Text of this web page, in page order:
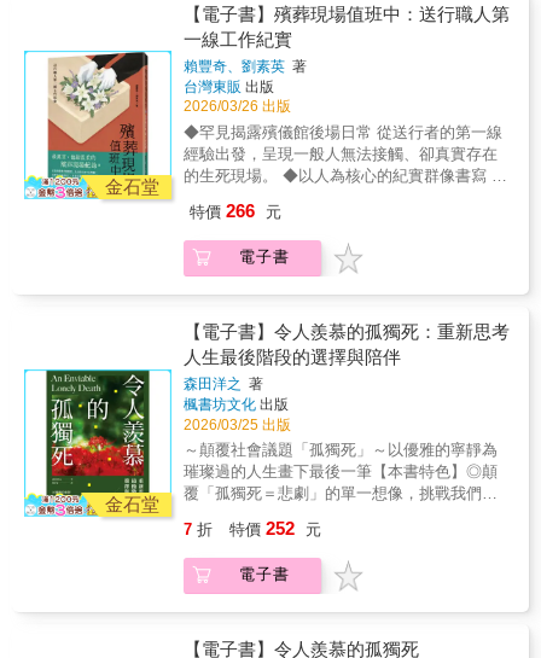
切入，探討人與貓之間形成的「互動秩序」。
其中提到與貓的溝通不需要言語，只要人類將
貓咪視為一個獨立自我與主觀個體，雙方的溝
通就能成立。 特別對談「貓咪教會我的，『只
是，存在著』的價值」，則是邀請長期關注繭
居族的精神科醫師&mdash;&mdash;齋藤環進
行對談。齋藤醫師在送別愛貓Changi後，現在
與兩隻貓一同生活。這是場熱烈的對談，我也
許能成為社會的一股重要力量。 如果這本堪稱
類「純粹關係」&mdash;&mdash;一種擺脫角
色與利害關係束縛&mdash;&mdash;的貓咪，
帶來些許幸福，那將是作者最感欣慰的事。
突、流行疫病，到生活各方面的競爭與壓力，
這個時代彌漫著種種伴隨「末日」而來的焦
慮。上至社會極化對立，下至個人生命從活著
萎縮成苟延殘喘的求生。當代最受矚目的德語
哲學家韓炳哲從神學、存在主義哲學、社會批
判理論的角度切入，在《希望與絕望》中指
出，深陷於這時代的焦慮恐懼，我們已然失去
活著的力氣與行動的活力。面對晦暗的前景，
是盼望的辯證」。所謂盼望，是能夠確立定
想上充滿希望的轉向，在深切剖析時代社會的
病徵之後，展開對盼望的反思。書中廣泛論及
尼采、卡繆、佛洛姆與漢娜．鄂蘭等思想家對
存在的洞見，探究盼望的本質，闡述盼望的精
神如何對抗眼下多重危機的恐懼，開闢出嶄新
道路，賦予我們生命行動力、洞察力，擁有保
持開放且有無限可能的未來。▍ 媒體專家好評
他的著作融合東西方哲學的傳統，以簡潔、直
接的方式傳遞嶄新觀點。──阿斯圖里亞斯王妃
獎評審團在艱困時刻仍堅持希望的熱切論證，
本書必定能鼓舞讀者心靈。──《出版人週刊》
在這個絕望的時代，這是一篇美麗而振奮人心
的省思，探討我們如何重新找回對未來的信
念。──威廉．戴維斯，倫敦大學金匠學院政治
經濟學教授這部激動人心的著作將引起眾多讀
者的共鳴。──《前廊共和國》韓炳哲在本書中
望》透過釐清其思想的政治維度，必能滿足長
持人）、蔡慶樺（作家、德國思想研究者、外
交官）、鄭凱元（哲學新媒體創辦人、執行
長）、蕭育和（台灣思想文化協會理事）、鐘
穎（心理學作家、譯者）──各界齊聲讚嘆（依
姓氏筆畫排序）● 收錄德國當代藝術巨匠安塞
姆．基弗8幅創作，與韓炳哲哲思相互輝映● 他
的著作融合東西方哲學的傳統，以簡潔、直接
的方式傳遞嶄新觀點。──阿斯圖里亞斯王妃獎
評審團評語● 一本描寫希望本質的絕美著作。
──尼克・凱夫● 在艱困時刻仍堅持希望的熱切
週刊》▍ 內容簡介害怕孤獨、擔心被淘汰、無
法想望未來……當恐懼與焦慮成為日常，盼望
的精神將在幽暗時刻照亮思路，從孤立個體凝
突、流行疫病，到生活各方面的競爭與壓力，
這個時代彌漫著種種伴隨「末日」而來的焦
慮。上至社會極化對立，下至個人生命從活著
萎縮成苟延殘喘的求生。當代最受矚目的德語
哲學家韓炳哲從神學、存在主義哲學、社會批
判理論的角度切入，在《希望與絕望》中指
出，深陷於這時代的焦慮恐懼，我們已然失去
活著的力氣與行動的活力。面對晦暗的前景，
是盼望的辯證」。所謂盼望，是能夠確立定
位、連結社群，迎向未知。本書是韓炳哲其思
想上充滿希望的轉向，在深切剖析時代社會的
病徵之後，展開對盼望的反思。書中廣泛論及
尼采、卡繆、佛洛姆與漢娜．鄂蘭等思想家對
存在的洞見，探究盼望的本質，闡述盼望的精
金石堂
【電子書】殯葬現場值班中：送行職人第
一線工作紀實
賴豐奇、劉素英 著
台灣東販 出版
2026/03/26 出版
◆罕見揭露殯儀館後場日常 從送行者的第一線
經驗出發，呈現一般人無法接觸、卻真實存在
的生死現場。 ◆以人為核心的紀實群像書寫 不
活、撐下去的人。 ◆讓「告別」重新被理解的
一本書 補上喪親經驗中最空白的那一段，陪伴
讀者重新認識失去與道別。 【專序推薦】行為
洪筱蘋新竹地檢署法醫╱楊敏昇【誠心推薦】
台灣薩提爾模式推手╱李崇建——送行者的真
實人生他們不是在送別死亡，而是在替活著的
人，完成最後一次相遇。你可能從未走進殯儀
館的後場。也不知道，在告別式開始之前，有
一群人，早已把恐懼、氣味、疲憊與沉默，默
默承擔。他們清洗、梳妝、縫補、上妝，不是
為了讓人「看起來好」，而是為了讓留下來的
人，能夠好好道別。這本書，記錄一群被稱為
**「送行者」**的人。他們來自不同背景，有人
場。他們不是主角，卻是每一場告別裡，最不
可或缺的存在。送行者們的內心話：人生最後
的事，不能急，也不能省「這份工作不是燒
還有那些沒說出口的愛與虧欠。」──殯儀館接
特價 266 元
電子書
金石堂
【電子書】令人羨慕的孤獨死：重新思考
人生最後階段的選擇與陪伴
森田洋之 著
楓書坊文化 出版
2026/03/25 出版
～顛覆社會議題「孤獨死」～以優雅的寧靜為
璀璨過的人生畫下最後一筆【本書特色】◎顛
覆「孤獨死＝悲劇」的單一想像，挑戰我們對
揭露社會上的「制度性孤獨」。◎提出「社區
實踐」「鄰里網絡」等社會資本的建立方式，
為高齡獨居者問題提供解方。「孤獨死」向來
性的提問：「如果人生在世時並不孤單，那麼
7 折 特價 252 元
電子書
【電子書】令人羨慕的孤獨死